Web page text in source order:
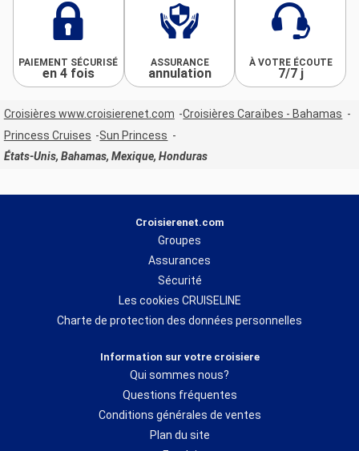
PAIEMENT SÉCURISÉ
en 4 fois
ASSURANCE
annulation
À VOTRE ÉCOUTE
7/7 j
Croisières www.croisierenet.com
Croisières Caraïbes - Bahamas
Princess Cruises
Sun Princess
États-Unis, Bahamas, Mexique, Honduras
Croisierenet.com
Groupes
Assurances
Sécurité
Les cookies CRUISELINE
Charte de protection des données personnelles
Information sur votre croisiere
Qui sommes nous?
Questions fréquentes
Conditions générales de ventes
Plan du site